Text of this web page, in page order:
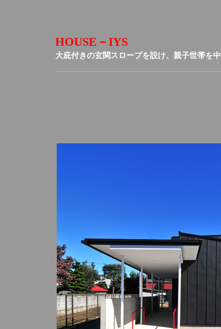
HOUSE－IYS
大庇付きの玄関スロープを設け、親子世帯を